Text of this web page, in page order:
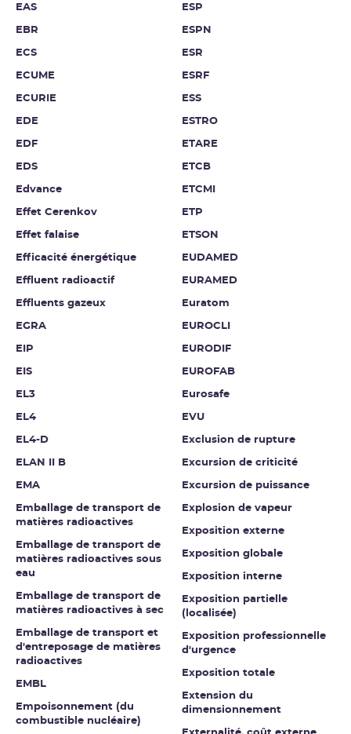
EAS
EBR
ECS
ECUME
ECURIE
EDE
EDF
EDS
Edvance
Effet Cerenkov
Effet falaise
Efficacité énergétique
Effluent radioactif
Effluents gazeux
EGRA
EIP
EIS
EL3
EL4
EL4-D
ELAN II B
EMA
Emballage de transport de
matières radioactives
Emballage de transport de
matières radioactives sous
eau
Emballage de transport de
matières radioactives à sec
Emballage de transport et
d'entreposage de matières
radioactives
EMBL
Empoisonnement (du
combustible nucléaire)
ESP
ESPN
ESR
ESRF
ESS
ESTRO
ETARE
ETCB
ETCMI
ETP
ETSON
EUDAMED
EURAMED
Euratom
EUROCLI
EURODIF
EUROFAB
Eurosafe
EVU
Exclusion de rupture
Excursion de criticité
Excursion de puissance
Explosion de vapeur
Exposition externe
Exposition globale
Exposition interne
Exposition partielle
(localisée)
Exposition professionnelle
d'urgence
Exposition totale
Extension du
dimensionnement